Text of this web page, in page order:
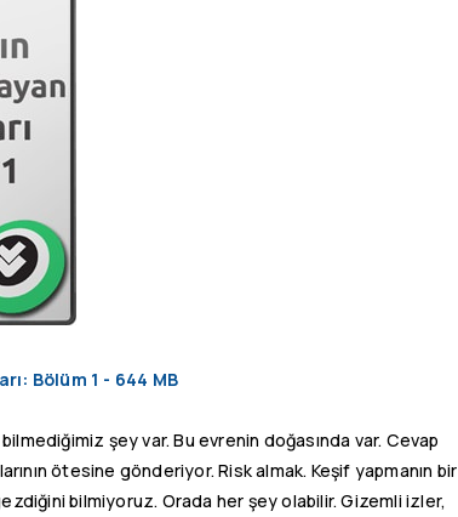
Bölüm 1 - 644 MB
şey var. Bu evrenin doğasında var. Cevap
ötesine gönderiyor. Risk almak. Keşif yapmanın bir
bilmiyoruz. Orada her şey olabilir. Gizemli izler,